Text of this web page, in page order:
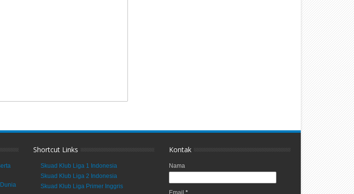
Shortcut Links
Skuad Klub Liga 1 Indonesia
Skuad Klub Liga 2 Indonesia
Skuad Klub Liga Primer Inggris
Kontak
Nama